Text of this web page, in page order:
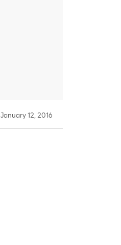
January 12, 2016